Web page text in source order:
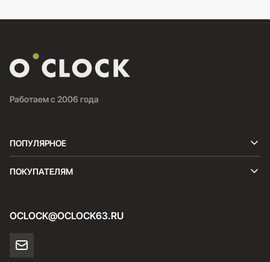
Работаем с 2006 года
ПОПУЛЯРНОЕ
ПОКУПАТЕЛЯМ
OCLOCK@OCLOCK63.RU